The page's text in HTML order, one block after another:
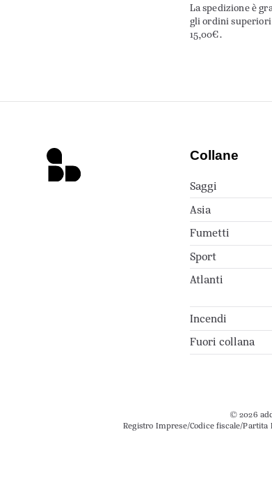
La spedizione è
gli ordini superiori
15,00€.
Collane
Saggi
Asia
Fumetti
Sport
Atlanti
Incendi
Fuori collana
© 2026
Registro Imprese/Codice fiscale/Partita